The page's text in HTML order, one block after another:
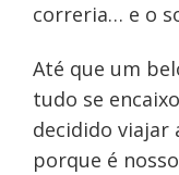
correria… e o
Até que um
tudo se
decidido viajar
porque é